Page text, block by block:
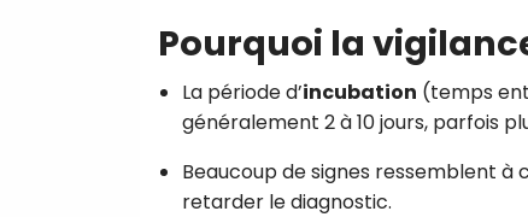
Pourquoi la
La période d’incubation (temps
généralement 2 à 10 jours, parfois
Beaucoup de signes ressemblent à
retarder le diagnostic.